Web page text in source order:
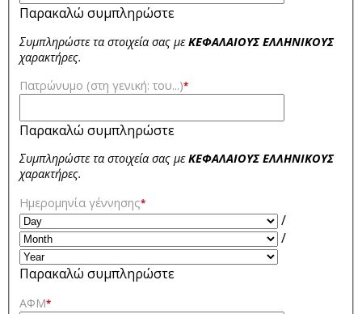
Παρακαλώ συμπληρώστε
Συμπληρώστε τα στοιχεία σας μεΚΕΦΑΛΑΙΟΥΣ ΕΛΛΗΝΙΚΟΥΣ
χαρακτήρες.
Πατρώνυμο (στη γενική: του...)*
Παρακαλώ συμπληρώστε
Συμπληρώστε τα στοιχεία σας μεΚΕΦΑΛΑΙΟΥΣ ΕΛΛΗΝΙΚΟΥΣ
χαρακτήρες.
Ημερομηνία γέννησης*
/
/
Παρακαλώ συμπληρώστε
ΑΦΜ*